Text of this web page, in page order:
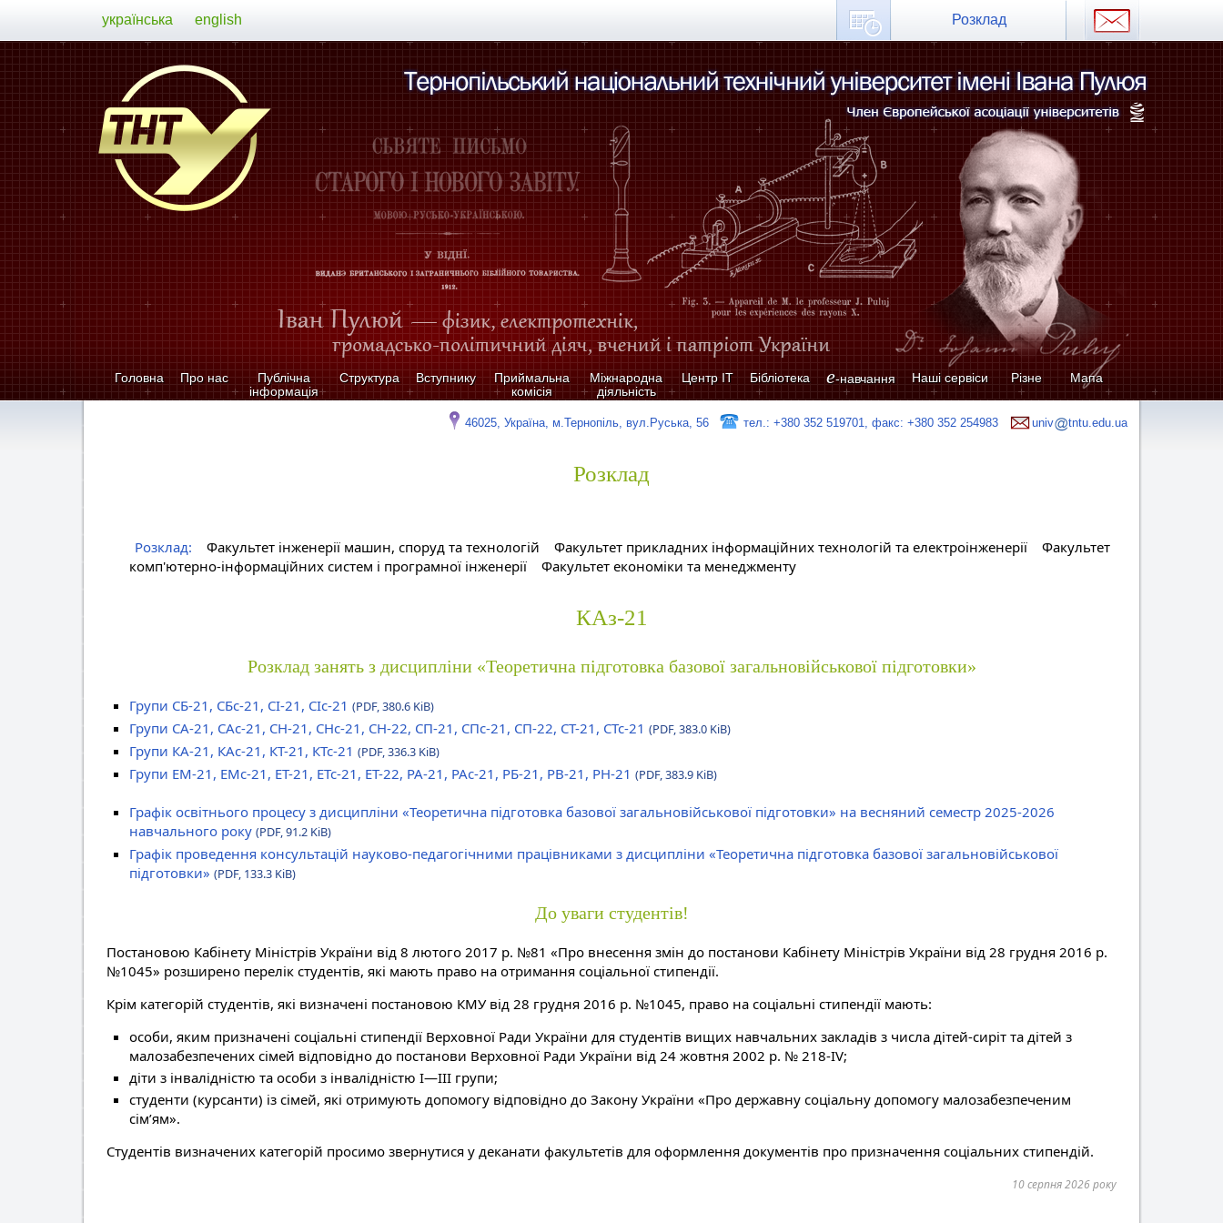
Розклад
українська english
Головна Про нас
Публічна
інформація
Структура Вступнику
Приймальна
комісія
Міжнародна
діяльність
Центр ІТ Бібліотека e-навчання Наші сервіси Різне Мапа
46025, Україна, м.Тернопіль, вул.Руська, 56 тел.: +380 352 519701, факс: +380 352 254983 univ tntu.edu.ua
Розклад
Розклад: Факультет інженерії машин, споруд та технологій Факультет прикладних інформаційних технологій та електроінженерії
Факультет
комп'ютерно-інформаційних систем і програмної інженерії
Факультет економіки та менеджменту
КАз-21
Розклад занять з дисципліни «Теоретична підготовка базової загальновійськової підготовки»
Групи СБ-21, СБс-21, СІ-21, СІс-21 (PDF, 380.6 KiB)
Групи СА-21, САс-21, СН-21, СНс-21, СН-22, СП-21, СПс-21, СП-22, СТ-21, СТс-21 (PDF, 383.0 KiB)
Групи КА-21, КАс-21, КТ-21, КТс-21 (PDF, 336.3 KiB)
Групи ЕМ-21, ЕМс-21, ЕТ-21, ЕТс-21, ЕТ-22, РА-21, РАс-21, РБ-21, РВ-21, РН-21 (PDF, 383.9 KiB)
Графік освітнього процесу з дисципліни «Теоретична підготовка базової загальновійськової підготовки» на весняний семестр 2025-2026
навчального року (PDF, 91.2 KiB)
Графік проведення консультацій науково-педагогічними працівниками з дисципліни «Теоретична підготовка базової загальновійськової
підготовки» (PDF, 133.3 KiB)
До уваги студентів!
Постановою Кабінету Міністрів України від 8 лютого 2017 р. №81 «Про внесення змін до постанови Кабінету Міністрів України від 28 грудня 2016 р.
№1045» розширено перелік студентів, які мають право на отримання соціальної стипендії.
Крім категорій студентів, які визначені постановою КМУ від 28 грудня 2016 р. №1045, право на соціальні стипендії мають:
особи, яким призначені соціальні стипендії Верховної Ради України для студентів вищих навчальних закладів з числа дітей-сиріт та дітей з
малозабезпечених сімей відповідно до постанови Верховної Ради України від 24 жовтня 2002 р. № 218-IV;
діти з інвалідністю та особи з інвалідністю I—III групи;
студенти (курсанти) із сімей, які отримують допомогу відповідно до Закону України «Про державну соціальну допомогу малозабезпеченим
сім’ям».
Студентів визначених категорій просимо звернутися у деканати факультетів для оформлення документів про призначення соціальних стипендій.
10 серпня 2026 року